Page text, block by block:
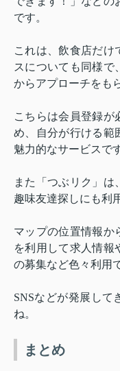
です。
これは、飲食店だけ
スについても同様で
からアプローチをも
こちらは会員登録が
め、自分が行ける範
魅力的なサービスで
また「つぶリク」は
趣味友達探しにも利
マップの位置情報か
を利用して求人情報
の募集など色々利用
SNSなどが発展して
ね。
まとめ